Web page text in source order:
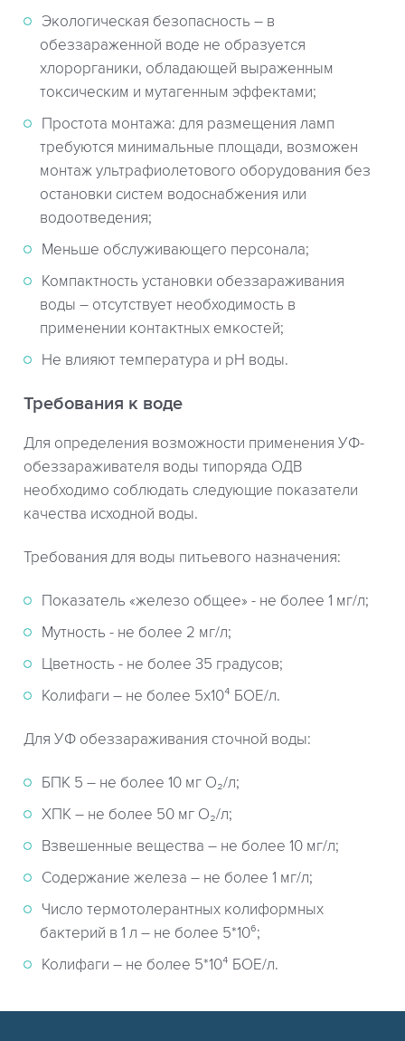
Экологическая безопасность – в
обеззараженной воде не образуется
хлорорганики, обладающей выраженным
токсическим и мутагенным эффектами;
Простота монтажа: для размещения ламп
требуются минимальные площади, возможен
монтаж ультрафиолетового оборудования без
остановки систем водоснабжения или
водоотведения;
Меньше обслуживающего персонала;
Компактность установки обеззараживания
воды – отсутствует необходимость в
применении контактных емкостей;
Не влияют температура и рН воды.
Требования к воде
Для определения возможности применения УФ-
обеззараживателя воды типоряда ОДВ
необходимо соблюдать следующие показатели
качества исходной воды.
Требования для воды питьевого назначения:
Показатель «железо общее» - не более 1 мг/л;
Мутность - не более 2 мг/л;
Цветность - не более 35 градусов;
Колифаги – не более 5х10⁴ БОЕ/л.
Для УФ обеззараживания сточной воды:
БПК 5 – не более 10 мг О₂/л;
ХПК – не более 50 мг О₂/л;
Взвешенные вещества – не более 10 мг/л;
Содержание железа – не более 1 мг/л;
Число термотолерантных колиформных
бактерий в 1 л – не более 5*10⁶;
Колифаги – не более 5*10⁴ БОЕ/л.